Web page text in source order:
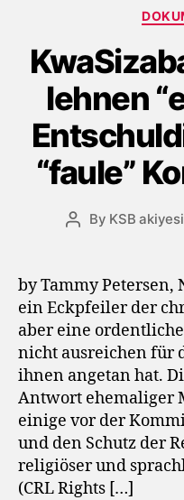
lehnen
“faule”
Post
By KSB
by Tammy Petersen,
ein Eckpfeiler der
aber eine
nicht ausreichen für
ihnen angetan hat.
Antwort ehemaliger
einige vor der
und den Schutz der
religiöser und
(CRL Rights […]